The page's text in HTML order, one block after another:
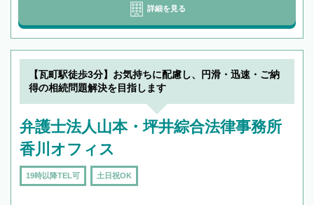
詳細を見る
【瓦町駅徒歩3分】お気持ちに配慮し、円滑・迅速・ご納
得の相続問題解決を目指します
弁護士法人山本・坪井綜合法律事務所
香川オフィス
19時以降TEL可 土日祝OK